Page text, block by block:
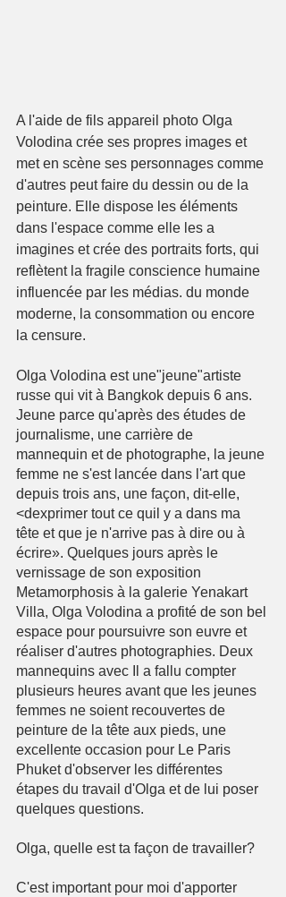
A l'aide de fils appareil photo Olga
Volodina crée ses propres images et
met en scène ses personnages comme
d'autres peut faire du dessin ou de la
peinture. Elle dispose les éléments
dans l'espace comme elle les a
imagines et crée des portraits forts, qui
reflètent la fragile conscience humaine
influencée par les médias. du monde
moderne, la consommation ou encore
la censure.
Olga Volodina est une"jeune"artiste
russe qui vit à Bangkok depuis 6 ans.
Jeune parce qu'après des études de
journalisme, une carrière de
mannequin et de photographe, la jeune
femme ne s'est lancée dans l'art que
depuis trois ans, une façon, dit-elle,
<dexprimer tout ce quil y a dans ma
tête et que je n'arrive pas à dire ou à
écrire». Quelques jours après le
vernissage de son exposition
Metamorphosis à la galerie Yenakart
Villa, Olga Volodina a profité de son bel
espace pour poursuivre son euvre et
réaliser d'autres photographies. Deux
mannequins avec Il a fallu compter
plusieurs heures avant que les jeunes
femmes ne soient recouvertes de
peinture de la tête aux pieds, une
excellente occasion pour Le Paris
Phuket d'observer les différentes
étapes du travail d'Olga et de lui poser
quelques questions.
Olga, quelle est ta façon de travailler?
C'est important pour moi d'apporter